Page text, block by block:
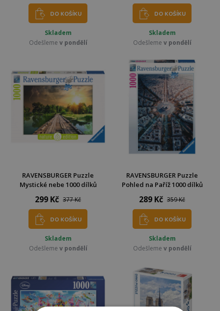
DO KOŠÍKU
Skladem
Odešleme v pondělí
DO KOŠÍKU
Skladem
Odešleme v pondělí
RAVENSBURGER Puzzle
Mystické nebe 1000 dílků
299 Kč 377 Kč
DO KOŠÍKU
Skladem
Odešleme v pondělí
RAVENSBURGER Puzzle
Pohled na Paříž 1000 dílků
289 Kč 359 Kč
DO KOŠÍKU
Skladem
Odešleme v pondělí